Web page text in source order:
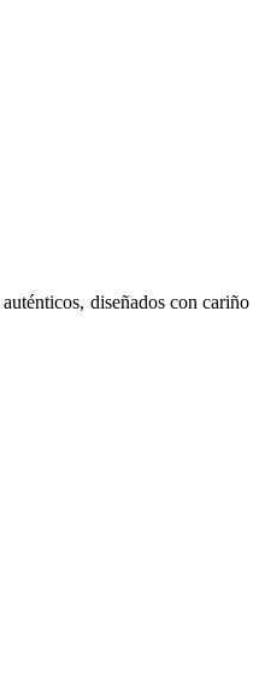
diseñados con cariño